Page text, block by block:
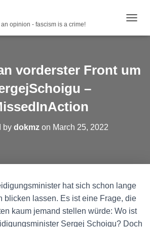
opinion - fascism is a crime!
vorderster Front um
–
by dokmz on March 25, 2022
hat sich schon lange
blicken lassen. Es ist eine Frage, die
kaum jemand stellen würde: Wo ist
Sergej Schoigu? Doch